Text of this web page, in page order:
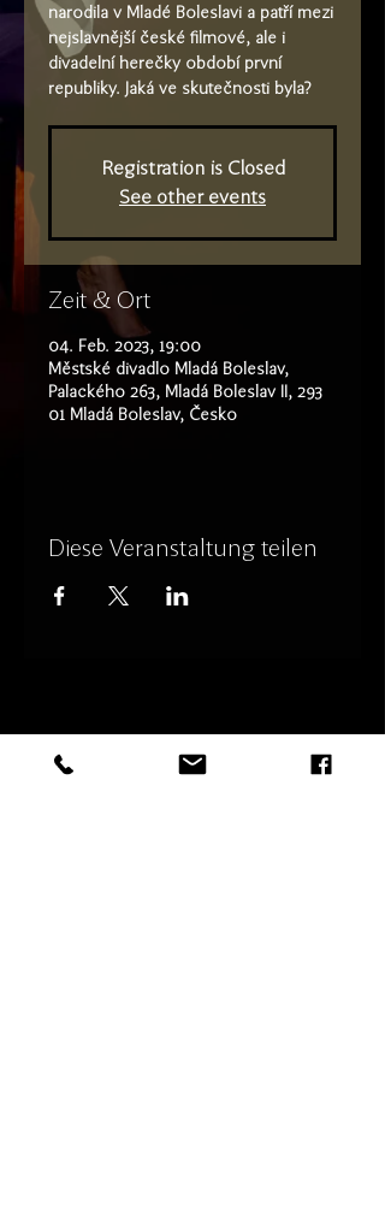
narodila v Mladé Boleslavi a patří mezi
nejslavnější české filmové, ale i
divadelní herečky období první
republiky. Jaká ve skutečnosti byla?
Registration is Closed
See other events
Zeit & Ort
04. Feb. 2023, 19:00
Městské divadlo Mladá Boleslav,
Palackého 263, Mladá Boleslav II, 293
01 Mladá Boleslav, Česko
Diese Veranstaltung teilen